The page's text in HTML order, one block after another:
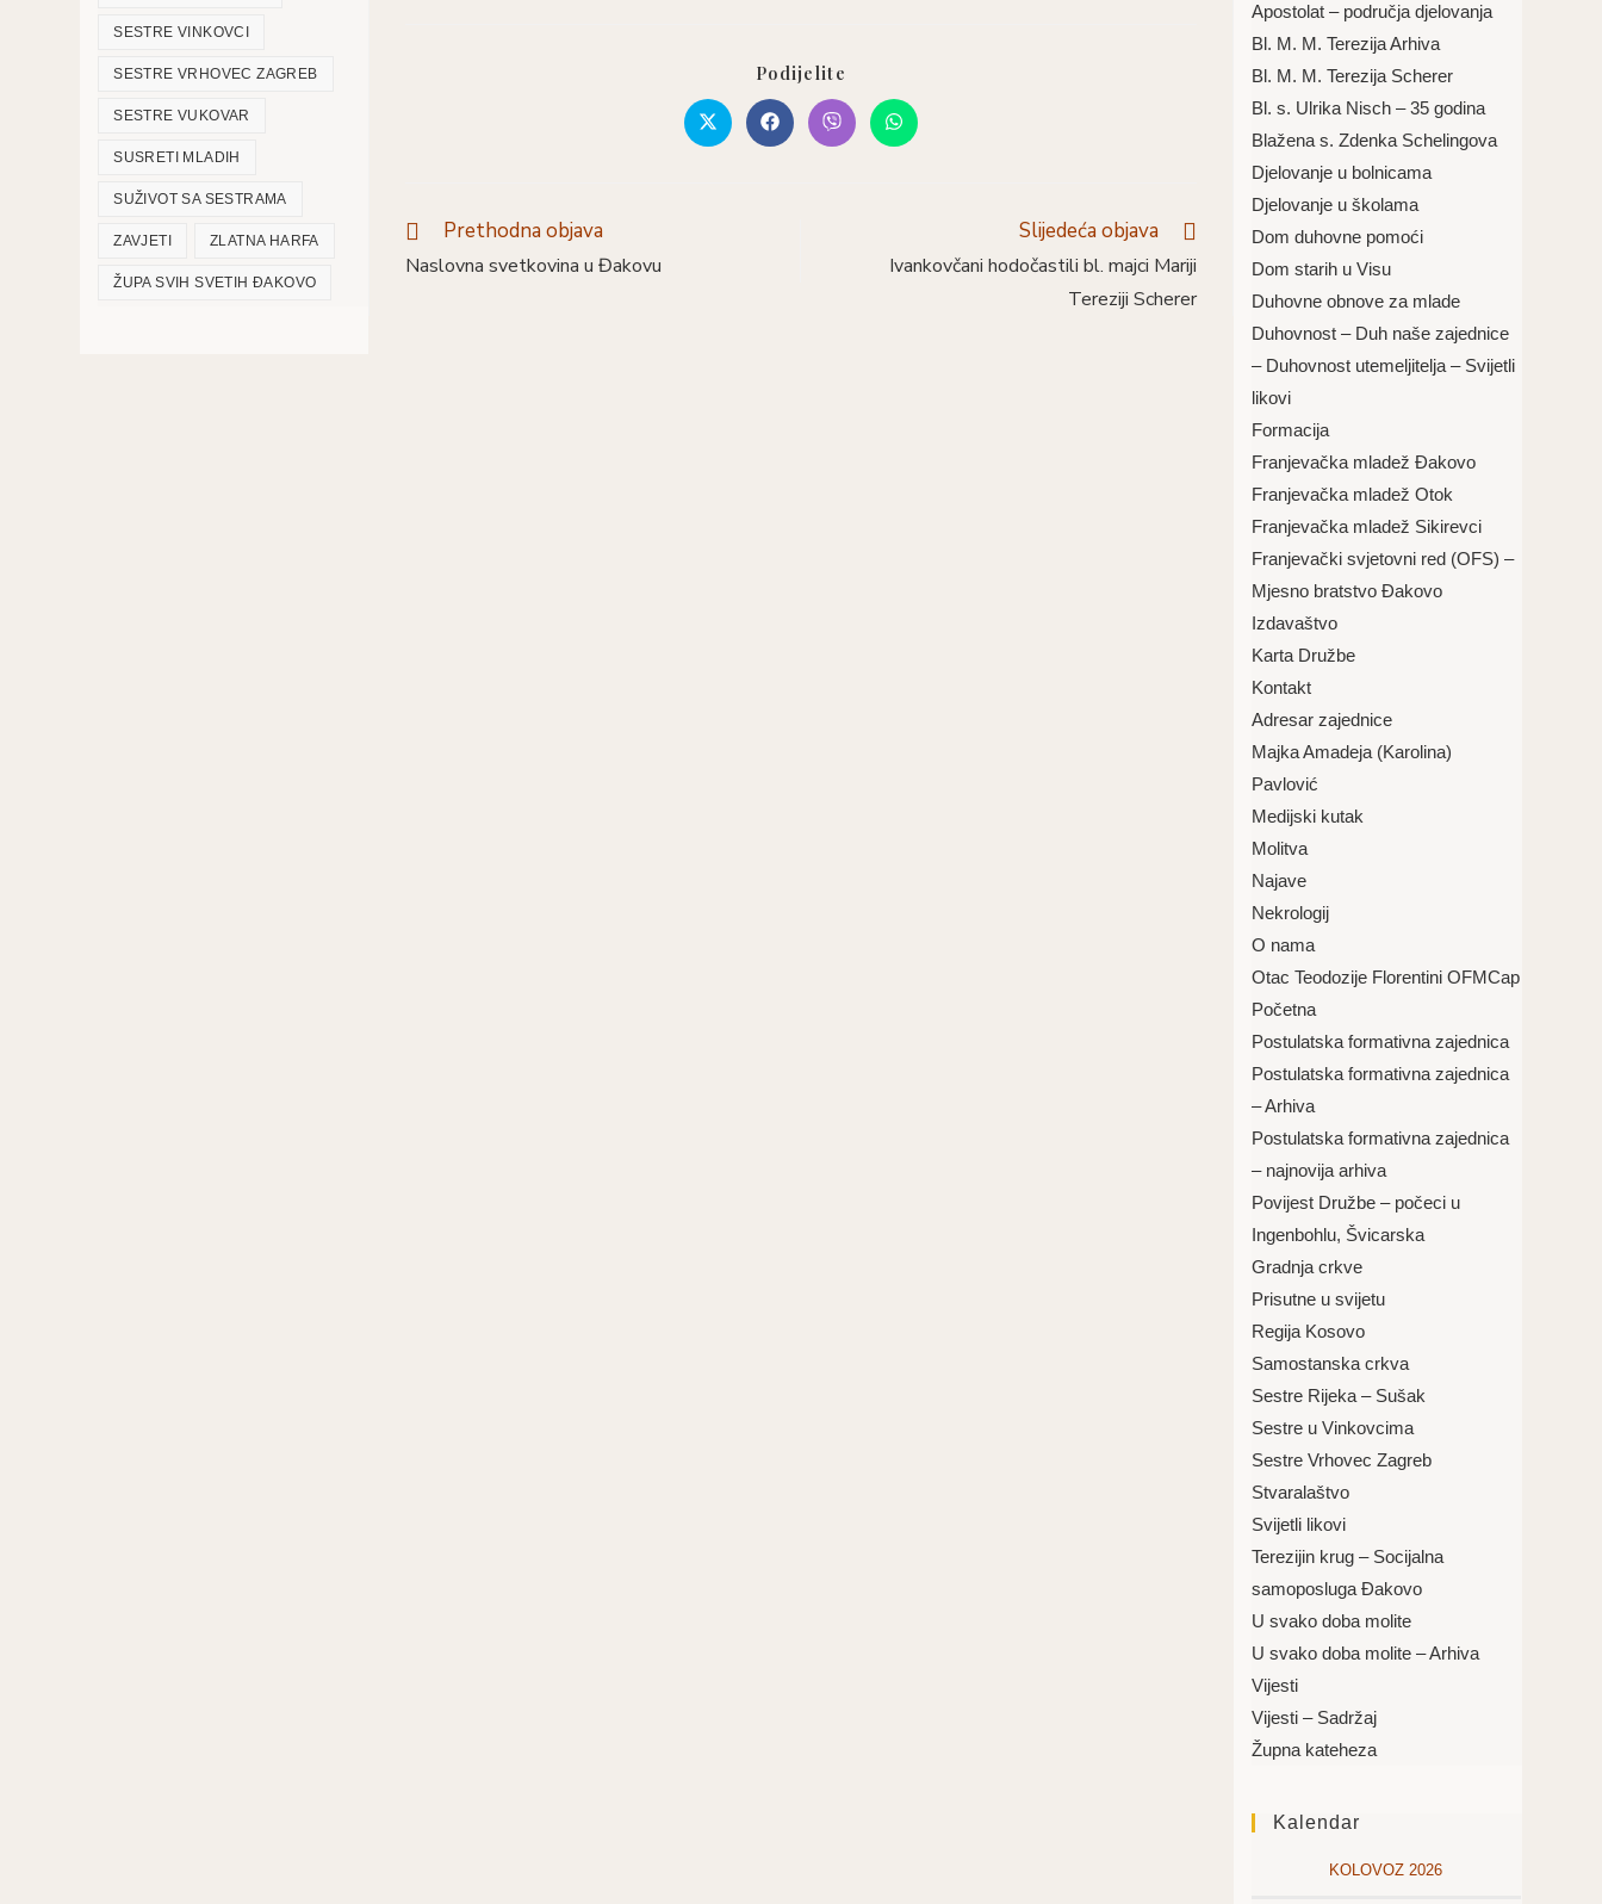
Podijelite
Prethodna objava
Naslovna svetkovina u Đakovu
Slijedeća objava
Ivankovčani hodočastili bl. majci Mariji
Tereziji Scherer
SESTRE VINKOVCI
SESTRE VRHOVEC ZAGREB
SESTRE VUKOVAR
SUSRETI MLADIH
SUŽIVOT SA SESTRAMA
ZAVJETI ZLATNA HARFA
ŽUPA SVIH SVETIH ĐAKOVO
Apostolat – područja djelovanja
Bl. M. M. Terezija Arhiva
Bl. M. M. Terezija Scherer
Bl. s. Ulrika Nisch – 35 godina
Blažena s. Zdenka Schelingova
Djelovanje u bolnicama
Djelovanje u školama
Dom duhovne pomoći
Dom starih u Visu
Duhovne obnove za mlade
Duhovnost – Duh naše zajednice
– Duhovnost utemeljitelja – Svijetli
likovi
Formacija
Franjevačka mladež Đakovo
Franjevačka mladež Otok
Franjevačka mladež Sikirevci
Franjevački svjetovni red (OFS) –
Mjesno bratstvo Đakovo
Izdavaštvo
Karta Družbe
Kontakt
Adresar zajednice
Majka Amadeja (Karolina)
Pavlović
Medijski kutak
Molitva
Najave
Nekrologij
O nama
Otac Teodozije Florentini OFMCap
Početna
Postulatska formativna zajednica
Postulatska formativna zajednica
– Arhiva
Postulatska formativna zajednica
– najnovija arhiva
Povijest Družbe – počeci u
Ingenbohlu, Švicarska
Gradnja crkve
Prisutne u svijetu
Regija Kosovo
Samostanska crkva
Sestre Rijeka – Sušak
Sestre u Vinkovcima
Sestre Vrhovec Zagreb
Stvaralaštvo
Svijetli likovi
Terezijin krug – Socijalna
samoposluga Đakovo
U svako doba molite
U svako doba molite – Arhiva
Vijesti
Vijesti – Sadržaj
Župna kateheza
Kalendar
KOLOVOZ 2026